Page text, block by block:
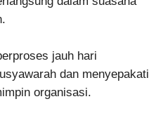
jauh hari
dan menyepakati
organisasi.